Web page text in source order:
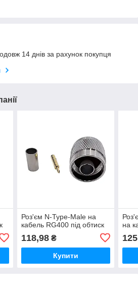
14 днів за рахунок покупця
Роз'єм N-Type-Male на
кабель RG400 під обтиск
118,98₴
Купити
на
125